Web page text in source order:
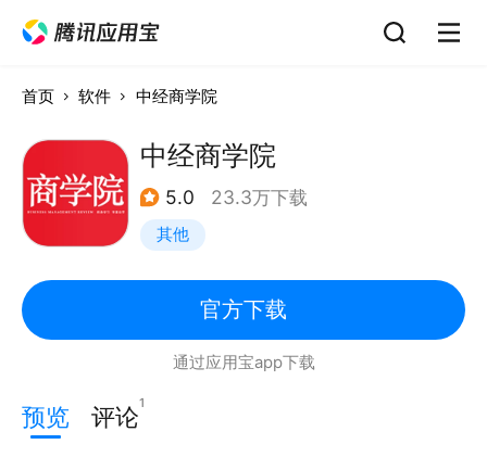
首页 软件 中经商学院
中经商学院
5.0 23.3万下载
其他
官方下载
通过应用宝app下载
预览 评论1